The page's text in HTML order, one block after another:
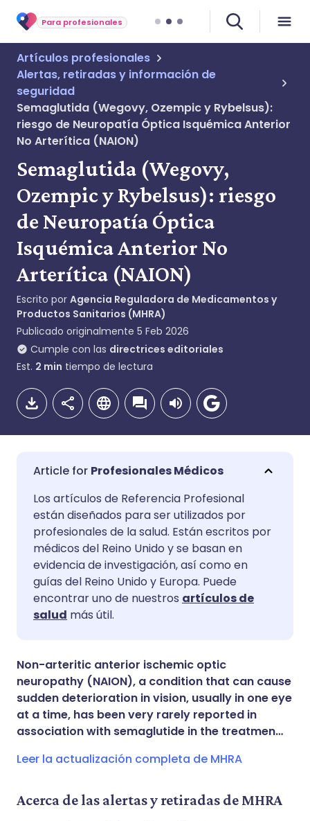
Para profesionales
Artículos profesionales
Alertas, retiradas y información de
seguridad
Semaglutida (Wegovy, Ozempic y Rybelsus):
riesgo de Neuropatía Óptica Isquémica Anterior
No Arterítica (NAION)
Semaglutida (Wegovy,
Ozempic y Rybelsus): riesgo
de Neuropatía Óptica
Isquémica Anterior No
Arterítica (NAION)
Escrito por Agencia Reguladora de Medicamentos y
Productos Sanitarios (MHRA)
Publicado originalmente 5 Feb 2026
Cumple con las directrices editoriales
Est. 2 min tiempo de lectura
Compartir por correo
electrónico
Compartir en Facebook
Compartir en LinkedIn
Compartir vía WhatsApp
Copiar enlace
🇬🇧 English 🇩🇪 Deutsch
🇪🇸 Español 🇫🇷 Français
🇮🇹 Italiano 🇵🇹
🇮🇳 हिन्दी
🇸🇦 عربي
Profesionales Médicos
Los artículos de Referencia Profesional
están diseñados para ser utilizados por
profesionales de la salud. Están escritos por
médicos del Reino Unido y se basan en
evidencia de investigación, así como en
guías del Reino Unido y Europa. Puede
encontrar uno de nuestros artículos de
salud más útil.
Non-arteritic anterior ischemic optic
neuropathy (NAION), a condition that can cause
sudden deterioration in vision, usually in one eye
at a time, has been very rarely reported in
association with semaglutide in the treatmen…
Leer la actualización completa de MHRA
Acerca de las alertas y retiradas de MHRA